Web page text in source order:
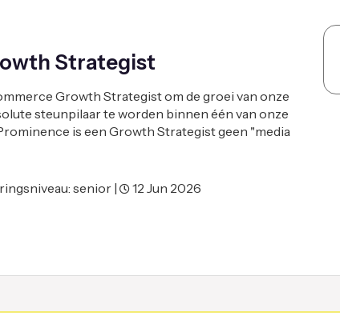
Strategist
Growth Strategist om de groei van onze
steunpilaar te worden binnen één van onze
is een Growth Strategist geen "media
senior | 12 Jun 2026